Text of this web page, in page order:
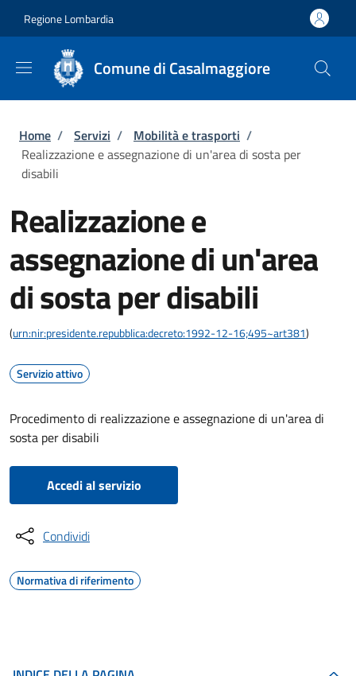
Regione Lombardia
Comune di Casalmaggiore
Briciole di pane
Home / Servizi / Mobilità e trasporti /
Realizzazione e assegnazione di un'area di sosta per
disabili
Realizzazione e
assegnazione di un'area
di sosta per disabili
(urn:nir:presidente.repubblica:decreto:1992-12-16;495~art381)
Servizio attivo
Procedimento di realizzazione e assegnazione di un'area di
sosta per disabili
Accedi al servizio
Condividi
Normativa di riferimento